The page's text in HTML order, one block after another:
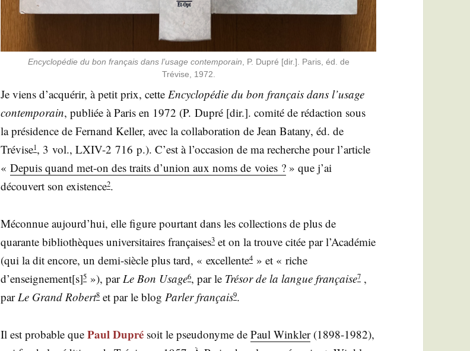
Ency­clo­pé­die du bon fran­çais dans l’u­sage contem­po­rain , P. Dupré [dir.]. Paris, éd. de
Tré­vise, 1972.
Je viens d’ac­qué­rir, à petit prix, cette Ency­clo­pé­die du bon fran­çais dans l’u­sage
contem­po­rain, publiée à Paris en 1972 (P. Dupré [dir.]. comi­té de rédac­tion sous
la pré­si­dence de Fer­nand Kel­ler, avec la col­la­bo­ra­tion de Jean Bata­ny, éd. de
Tré­vise1, 3 vol., LXIV-2 716 p.). C’est à l’oc­ca­sion de ma recherche pour l’ar­ticle
«Depuis quand met-on des traits d’union aux noms de voies ? » que j’ai
décou­vert son exis­tence2.
Mécon­nue aujourd’­hui, elle figure pour­tant dans les col­lec­tions de plus de
qua­rante biblio­thèques uni­ver­si­taires fran­çaises3 et on la trouve citée par l’A­ca­dé­mie
(qui la dit encore, un demi-siècle plus tard, « excel­lente4 » et « riche
d’enseignement[s]5 »), par Le Bon Usage6, par le Tré­sor de la langue fran­çaise7 ,
par Le Grand Robert8 et par le blog Par­ler fran­çais9.
Il est pro­bable quePaul Dupré soit le pseu­do­nyme dePaul Wink­ler(1898-1982),